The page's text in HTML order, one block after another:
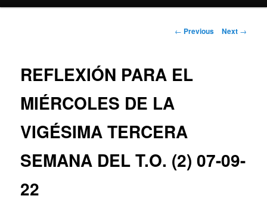
Post
← Previous Next →
REFLEXIÓN PARA EL
MIÉRCOLES DE LA
VIGÉSIMA TERCERA
SEMANA DEL T.O. (2) 07-09-
22